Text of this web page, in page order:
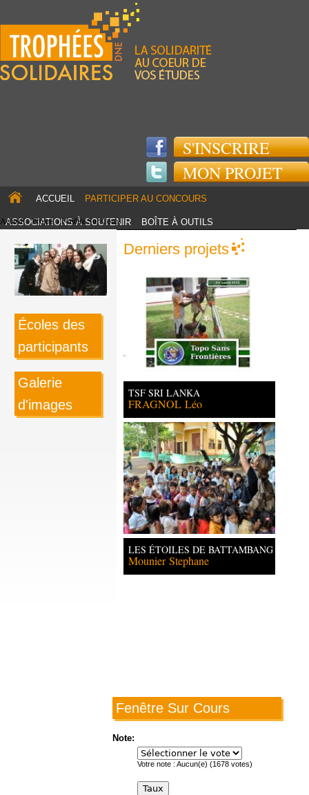
Jump to navigation
S'INSCRIRE
MON PROJET
ACCUEIL PARTICIPER AU CONCOURS
ASSOCIATIONS À SOUTENIR BOÎTE À OUTILS
TOUS LES PROJETS PARTENAIRES ACTUS
Accueil›Projets›Fenêtre Sur Cours
00:00
Écoles des
participants
Galerie
d'images
Fenêtre Sur Cours
Note:
Votre note : Aucun(e) (1678votes)
Derniers projets
TSF SRI LANKA
FRAGNOL Léo
LES ÉTOILES DE BATTAMBANG
Mounier Stephane